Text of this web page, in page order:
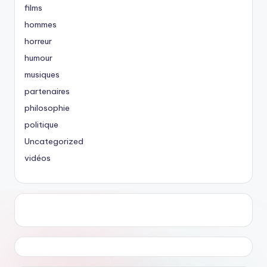
films
hommes
horreur
humour
musiques
partenaires
philosophie
politique
Uncategorized
vidéos